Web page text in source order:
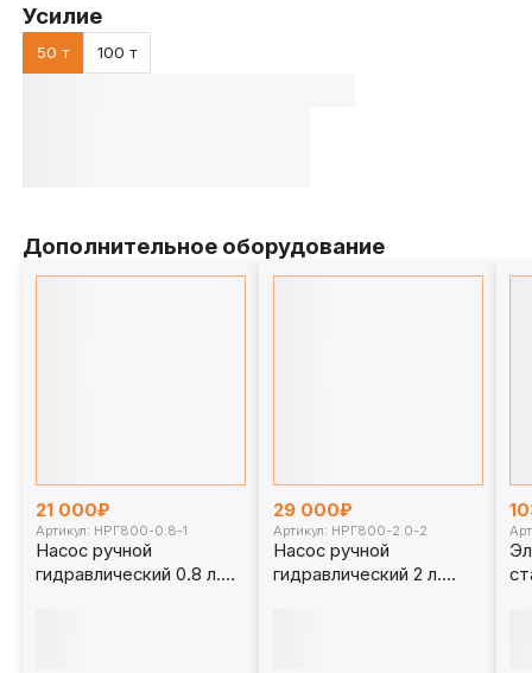
Усилие
50 т 100 т
Дополнительное оборудование
21 000₽
Артикул: НРГ800-0.8-1
Насос ручной
гидравлический 0.8 л.
29 000₽
Артикул: НРГ800-2.0-2
Насос ручной
гидравлический 2 л.